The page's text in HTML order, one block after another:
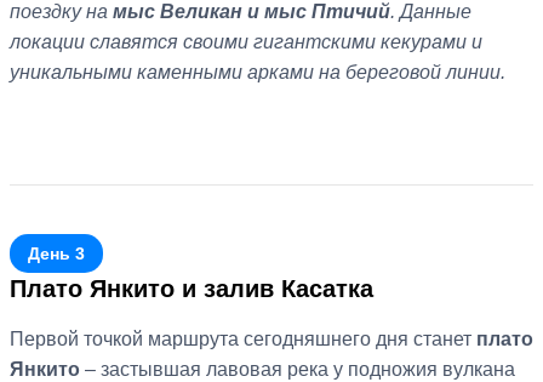
поездку на мыс Великан и мыс Птичий. Данные
локации славятся своими гигантскими кекурами и
уникальными каменными арками на береговой линии.
День 3
Плато Янкито и залив Касатка
Первой точкой маршрута сегодняшнего дня станет плато
Янкито – застывшая лавовая река у подножия вулкана